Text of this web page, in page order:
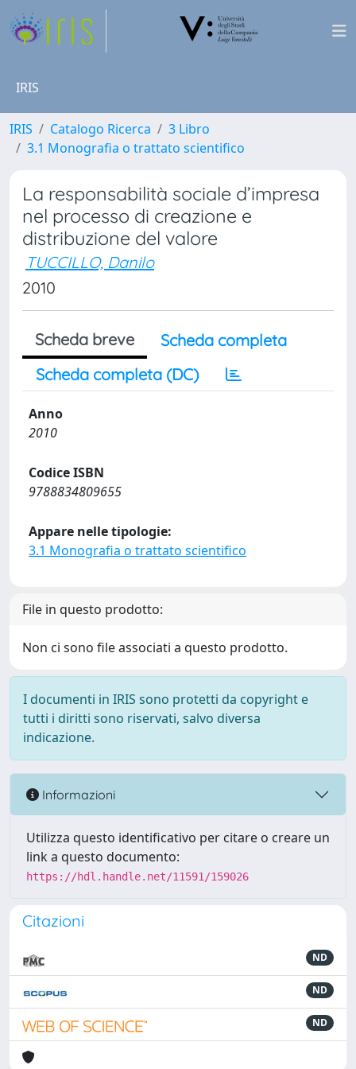
IRIS
IRIS Catalogo Ricerca
3 Libro
3.1 Monografia o trattato scientifico
La responsabilità sociale d’impresa
nel processo di creazione e
distribuzione del valore
TUCCILLO, Danilo
2010
Scheda breve
Scheda completa
Scheda completa (DC)
Anno
2010
Codice ISBN
9788834809655
Appare nelle tipologie:
3.1 Monografia o trattato scientifico
File in questo prodotto:
Non ci sono file associati a questo prodotto.
I documenti in IRIS sono protetti da copyright e
tutti i diritti sono riservati, salvo diversa
indicazione.
Informazioni
Utilizza questo identificativo per citare o creare un
link a questo documento:
https://hdl.handle.net/11591/159026
Citazioni
ND
ND
ND